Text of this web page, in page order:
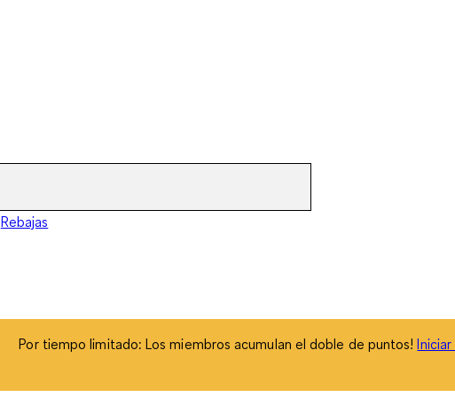
Rebajas
Por tiempo limitado: Los miembros acumulan el doble de puntos!